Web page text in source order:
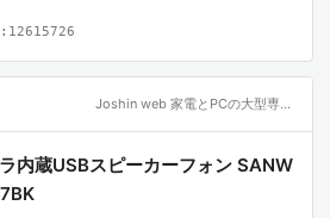
Joshin web 家電とPCの大型専門店
内蔵USBスピーカーフォン SANW